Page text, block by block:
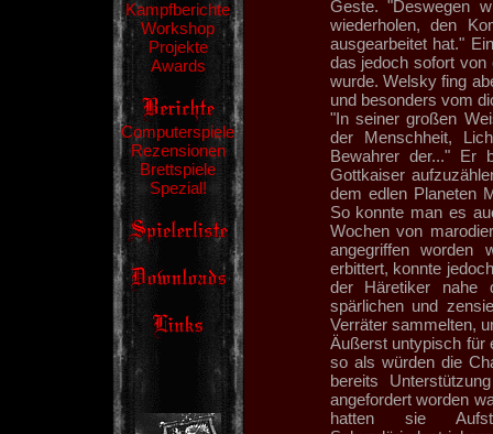
Kampfberichte
Workshop
Projekte
Awards
Computerspiele
Rezensionen
Brettspiele
Spezial!
Geste. "Deswegen
wiederholen, den
ausgearbeitet hat."
das jedoch sofort von
wurde. Welsky fing
und besonders vom
"In seiner großen
der Menschheit,
Bewahrer der..." Er
Gottkaiser
dem edlen Planeten
So konnte man es
Wochen von
angegriffen worden
erbittert, konnte
der Häretiker nahe
spärlichen und
Verräter sammelten,
Äußerst untypisch für
so als würden die
bereits
angefordert worden
hatten sie